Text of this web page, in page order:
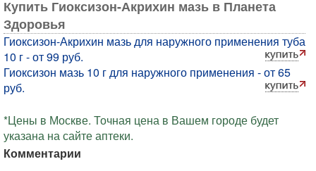
Купить Гиоксизон-Акрихин мазь в Планета
Здоровья
Гиоксизон-Акрихин мазь для наружного применения туба
10 г - от 99 руб.
Гиоксизон мазь 10 г для наружного применения - от 65
руб.
*Цены в Москве. Точная цена в Вашем городе будет
указана на сайте аптеки.
Комментарии